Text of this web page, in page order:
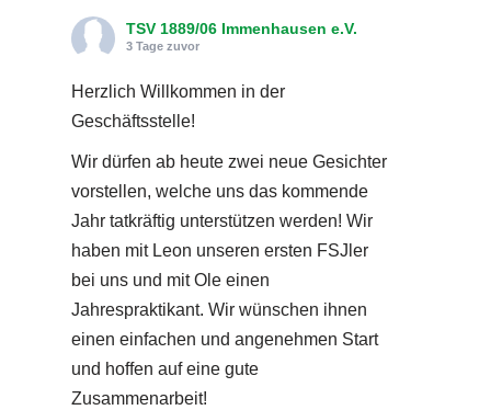
TSV 1889/06 Immenhausen e.V.
3 Tage zuvor
Herzlich Willkommen in der
Geschäftsstelle!
Wir dürfen ab heute zwei neue Gesichter
vorstellen, welche uns das kommende
Jahr tatkräftig unterstützen werden! Wir
haben mit Leon unseren ersten FSJler
bei uns und mit Ole einen
Jahrespraktikant. Wir wünschen ihnen
einen einfachen und angenehmen Start
und hoffen auf eine gute
Zusammenarbeit!